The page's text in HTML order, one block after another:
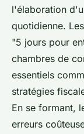
l'élaboration
quotidienne.
"5 jours pour
chambres de
essentiels
stratégies
En se formant,
erreurs